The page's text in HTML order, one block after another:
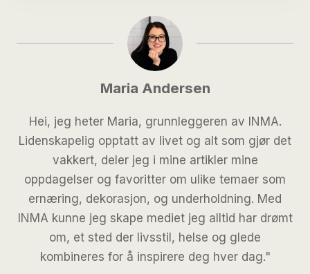
Maria Andersen
Hei, jeg heter Maria, grunnleggeren av INMA.
Lidenskapelig opptatt av livet og alt som gjør det
vakkert, deler jeg i mine artikler mine
oppdagelser og favoritter om ulike temaer som
ernæring, dekorasjon, og underholdning. Med
INMA kunne jeg skape mediet jeg alltid har drømt
om, et sted der livsstil, helse og glede
kombineres for å inspirere deg hver dag."